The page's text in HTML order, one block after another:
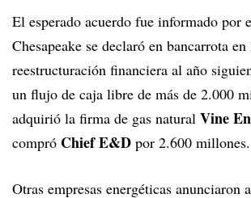
El esperado acuerdo fue informado por
Chesapeake se declaró en bancarrota
reestructuración financiera al año
un flujo de caja libre de más de 2.000
adquirió la firma de gas natural Vine
compró Chief E&D por 2.600 millones.
Otras empresas energéticas